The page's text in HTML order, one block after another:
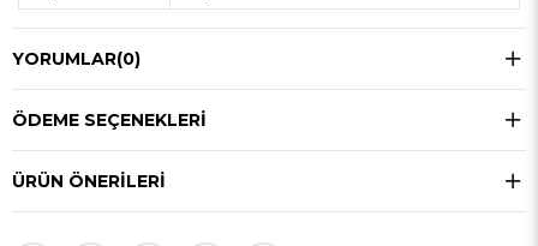
YORUMLAR(0)
ÖDEME SEÇENEKLERI
ÜRÜN ÖNERILERI